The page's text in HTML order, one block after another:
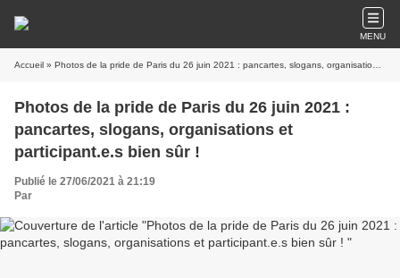
MENU
Accueil » Photos de la pride de Paris du 26 juin 2021 : pancartes, slogans, organisations et participant.e.s bien sûr !
Photos de la pride de Paris du 26 juin 2021 :
pancartes, slogans, organisations et
participant.e.s bien sûr !
Publié le 27/06/2021 à 21:19
Par